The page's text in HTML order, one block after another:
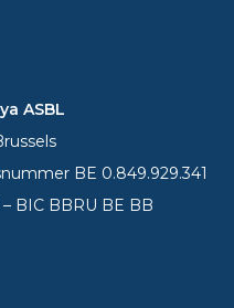
ASBL
BE 0.849.929.341
– BIC BBRU BE BB